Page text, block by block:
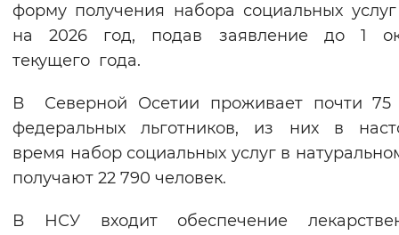
Монохромный Инверсивный
Изображения
Включены Выключены
Звуковой ассистент
Воспроизвести
форму получения набора социальных
на 2026 год, подав заявление до 1
текущего года.
В Северной Осетии проживает почти 75
федеральных льготников, из них в
время набор социальных услуг в
получают 22 790 человек.
В НСУ входит обеспечение